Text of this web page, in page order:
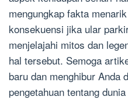
mengungkap fakta
konsekuensi jika ular
menjelajahi mitos dan
hal tersebut. Semoga
baru dan menghibur Anda
pengetahuan tentang